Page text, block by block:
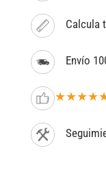
Calcula
Envío